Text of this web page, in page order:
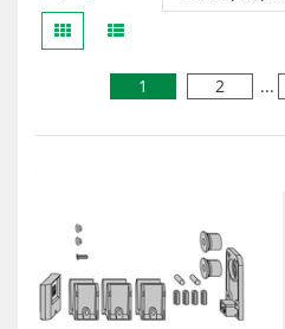
1 2 ...